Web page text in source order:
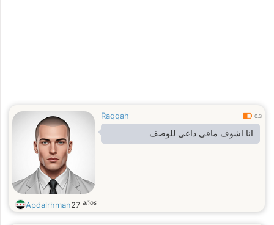
Raqqah 0.3
انا اشوف مافي داعي للوصف
Apdalrhman27 años